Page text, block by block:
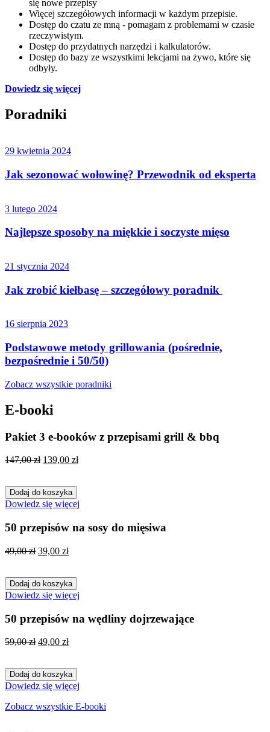
się nowe przepisy
Więcej szczegółowych informacji w każdym przepisie.
Dostęp do czatu ze mną - pomagam z problemami w czasie
rzeczywistym.
Dostęp do przydatnych narzędzi i kalkulatorów.
Dostęp do bazy ze wszystkimi lekcjami na żywo, które się
odbyły.
Dowiedz się więcej
Poradniki
29 kwietnia 2024
Jak sezonować wołowinę? Przewodnik od eksperta
3 lutego 2024
Najlepsze sposoby na miękkie i soczyste mięso
21 stycznia 2024
Jak zrobić kiełbasę – szczegółowy poradnik
16 sierpnia 2023
Podstawowe metody grillowania (pośrednie,
bezpośrednie i 50/50)
Zobacz wszystkie poradniki
E-booki
Pakiet 3 e-booków z przepisami grill & bbq
147,00zł Pierwotna
147,00 zł.
139,00 złAktualna
Dodaj do koszyka
Dowiedz się więcej
50 przepisów na sosy do mięsiwa
49,00zł Pierwotna
49,00 zł.
39,00 złAktualna
39,00 zł.
Dodaj do koszyka
Dowiedz się więcej
50 przepisów na wędliny dojrzewające
59,00zł Pierwotna
59,00 zł.
49,00 złAktualna
49,00 zł.
Dodaj do koszyka
Dowiedz się więcej
Zobacz wszystkie E-booki